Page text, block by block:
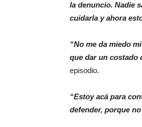
la denuncio. Nadie
cuidarla y ahora
“No me da miedo
que dar un costado
episodio.
“Estoy acá para
defender, porque